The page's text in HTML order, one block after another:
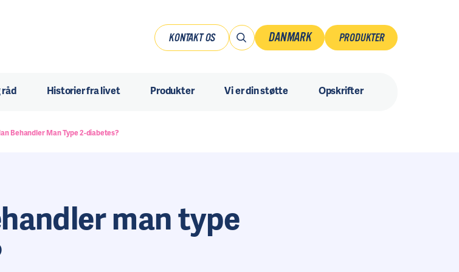
KONTAKT OS DANMARK
Norsk
PRODUKTER
råd Historier fra livet Produkter Vi er din støtte Opskrifter
Behandler Man Type 2-diabetes?
man type